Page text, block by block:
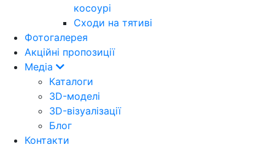
косоурі
Cходи на тятиві
Фотогалерея
Акційні пропозиції
Медіа
Каталоги
3D-моделі
3D-візуалізації
Блог
Контакти